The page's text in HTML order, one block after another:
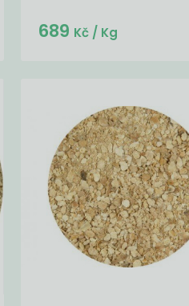
Do košíku:
689 Kč/ Kg